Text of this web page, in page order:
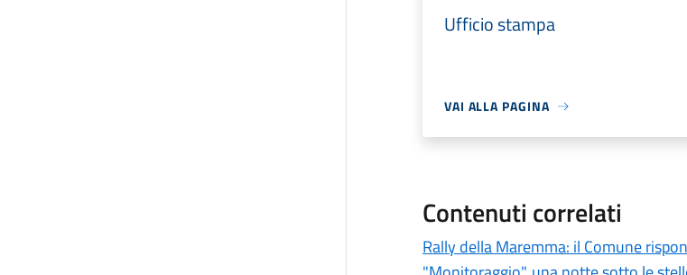
Ufficio stampa
VAI ALLA PAGINA
Contenuti correlati
Rally della Maremma: il Comune